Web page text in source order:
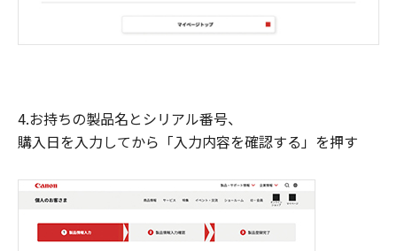
4.お持ちの製品名とシリアル番号、
購入日を入力してから「入力内容を確認する」を押す